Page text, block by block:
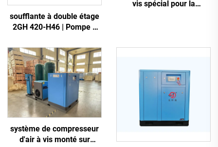
soufflante à double étage
2GH 420-H46 | Pompe à
triphasée
vis spécial pour la
système de compresseur
d'air à vis monté sur